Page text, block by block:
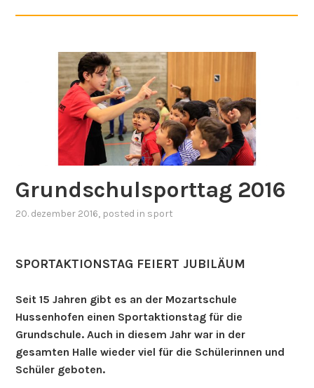
Grundschulsporttag 2016
20. dezember 2016, posted in sport
SPORTAKTIONSTAG FEIERT JUBILÄUM
Seit 15 Jahren gibt es an der Mozartschule
Hussenhofen einen Sportaktionstag für die
Grundschule. Auch in diesem Jahr war in der
gesamten Halle wieder viel für die Schülerinnen und
Schüler geboten.